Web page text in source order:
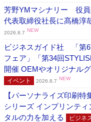
芳野YMマシナリー 役員
代表取締役社長に髙橋淳
2026.8.7 NEW
ビジネスガイド社 「第
フェア」「第34回
開催 OEMやオリジナル
イベント 2026.8.7 NEW
【パーソナライズ印刷
シリーズ インプリンテ
タルの力を加える
ビジネ